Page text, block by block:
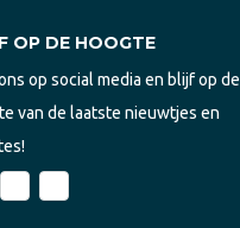
OP DE HOOGTE
op social media en blijf op de
van de laatste nieuwtjes en